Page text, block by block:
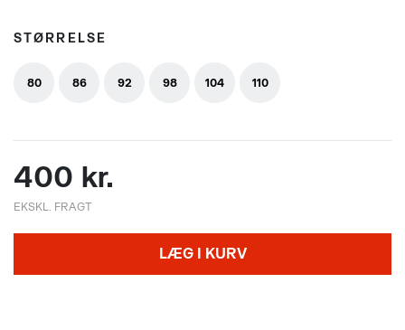
STØRRELSE
80 86 92 98 104 110
400 kr.
EKSKL. FRAGT
LÆG I KURV